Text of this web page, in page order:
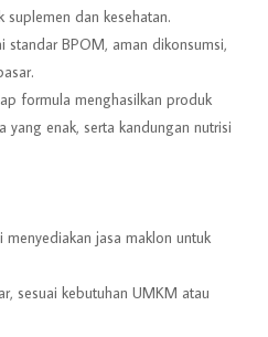
dan kesehatan.
standar BPOM, aman dikonsumsi,
formula menghasilkan produk
yang enak, serta kandungan nutrisi
jasa maklon untuk
sesuai kebutuhan UMKM atau